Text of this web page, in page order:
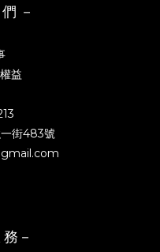
－
益
街483號
－